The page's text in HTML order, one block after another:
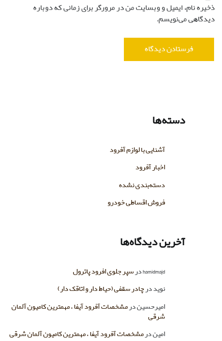
ذخیره نام، ایمیل و وبسایت من در مرورگر برای زمانی که دوباره
دیدگاهی می‌نویسم.
دسته‌ها
آشنایی با لوازم آفرود
اخبار آفرود
دسته‌بندی نشده
فروش اقساطی خودرو
آخرین دیدگاه‌ها
hamidmajdدرسپر جلوی افرود پاترول
نویددرچادر سقفی (حیاط دار و اتاقک دار)
امیرحسیندرمشخصات آفرود آیفا ، مهمترین کامیون آلمان
شرقی
امیندرمشخصات آفرود آیفا ، مهمترین کامیون آلمان شرقی